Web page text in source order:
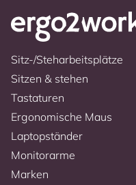
Sitz-/Steharbeitsplätze
Sitzen & stehen
Tastaturen
Ergonomische Maus
Laptopständer
Monitorarme
Marken